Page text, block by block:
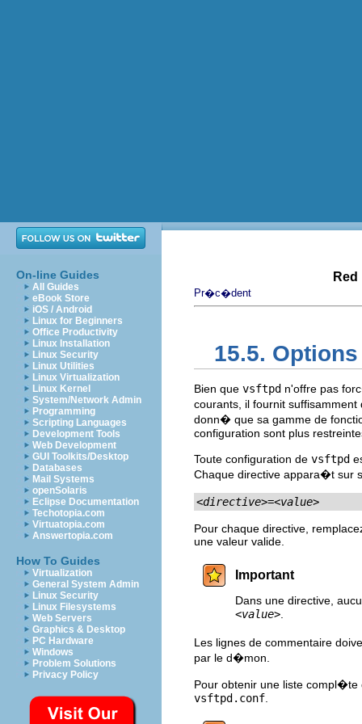
On-line Guides
All Guides
eBook Store
iOS / Android
Linux for Beginners
Office Productivity
Linux Installation
Linux Security
Linux Utilities
Linux Virtualization
Linux Kernel
System/Network Admin
Programming
Scripting Languages
Development Tools
Web Development
GUI Toolkits/Desktop
Databases
Mail Systems
openSolaris
Eclipse Documentation
Techotopia.com
Virtuatopia.com
Answertopia.com
How To Guides
Virtualization
General System Admin
Linux Security
Linux Filesystems
Web Servers
Graphics & Desktop
PC Hardware
Windows
Problem Solutions
Privacy Policy
Pr�c�dent
15.5.
Bien que vsftpd n'offre pas
courants, il fournit
donn� que sa gamme de
configuration sont plus
Toute configuration de vsftpd
Chaque directive appara�t sur
<directive>=<value>
Pour chaque directive,
une valeur valide.
Important
Dans une directive,
<value>
Les lignes de commentaire
par le d�mon.
Pour obtenir une liste
vsftpd.conf